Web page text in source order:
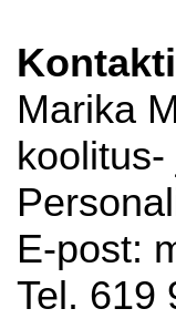
Marika
E-post:
Tel. 619